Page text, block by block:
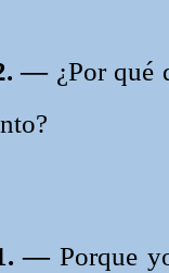
— ¿Por qué
— Porque